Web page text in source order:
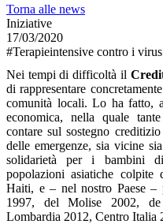
Torna alle news
Iniziative
17/03/2020
#Terapieintensive contro i
Nei tempi di difficoltà il
di rappresentare
comunità locali. Lo ha fatto,
economica, nella quale
contare sul sostegno
delle emergenze, sia vicine
solidarietà per i bambini
popolazioni asiatiche
Haiti, e – nel nostro Paese
1997, del Molise 2002,
Lombardia 2012, Centro Italia